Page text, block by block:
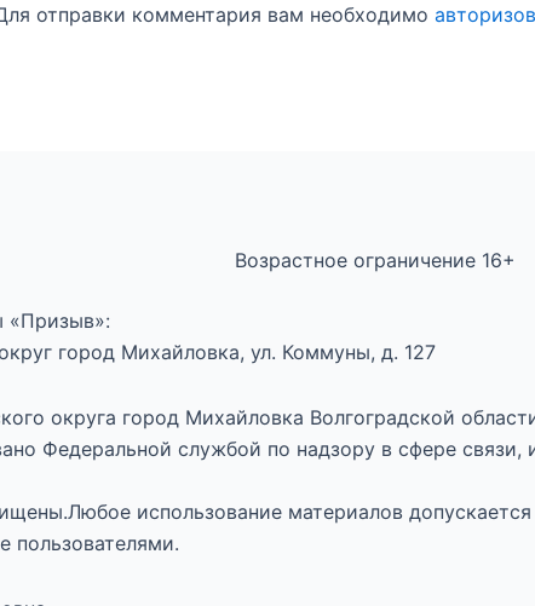
отправки комментария вам необходимо
Возрастное ограничение 16+
«Призыв»:
город Михайловка, ул. Коммуны, д. 127
округа город Михайловка Волгоградской
Федеральной службой по надзору в сфере
использование материалов
пользователями.